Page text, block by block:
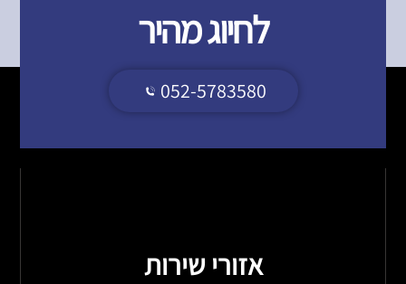
לחיוג מהיר
052-5783580
אזורי שירות